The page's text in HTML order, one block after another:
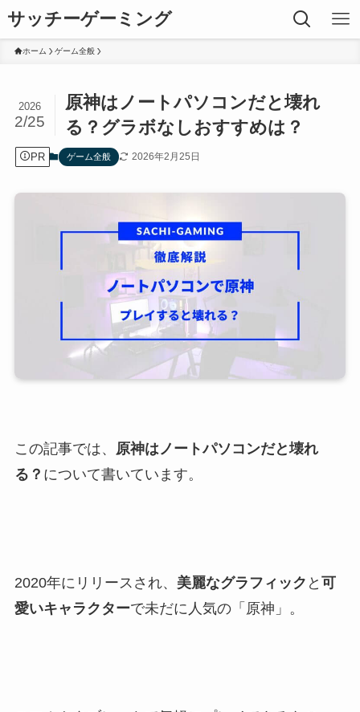
サッチーゲーミング
ホーム ゲーム全般
原神はノートパソコンだと壊れ
る？グラボなしおすすめは？
2026
2/25
PR ゲーム全般 2026年2月25日
この記事では、 原神はノートパソコンだと壊れ
る？ について書いています。
2020年にリリースされ、 美麗なグラフィック と 可
愛いキャラクターで未だに人気の「原神」。